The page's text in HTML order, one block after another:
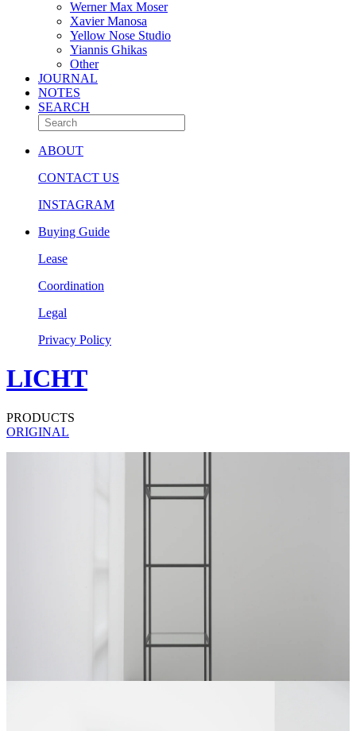
Werner Max Moser
Xavier Manosa
Yellow Nose Studio
Yiannis Ghikas
Other
JOURNAL
NOTES
SEARCH
ABOUT
CONTACT US
INSTAGRAM
Buying Guide
Lease
Coordination
Legal
Privacy Policy
LICHT
PRODUCTS
ORIGINAL